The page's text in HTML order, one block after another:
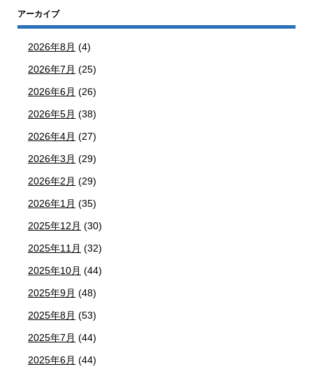
アーカイブ
2026年8月 (4)
2026年7月 (25)
2026年6月 (26)
2026年5月 (38)
2026年4月 (27)
2026年3月 (29)
2026年2月 (29)
2026年1月 (35)
2025年12月 (30)
2025年11月 (32)
2025年10月 (44)
2025年9月 (48)
2025年8月 (53)
2025年7月 (44)
2025年6月 (44)